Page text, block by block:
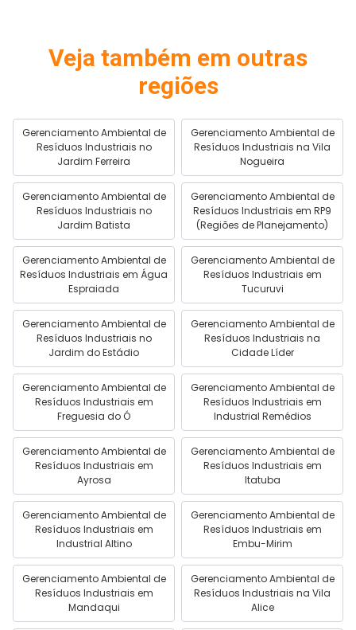
Veja também em outras
regiões
Gerenciamento Ambiental de
Resíduos Industriais no
Jardim Ferreira
Gerenciamento Ambiental de
Resíduos Industriais na Vila
Nogueira
Gerenciamento Ambiental de
Resíduos Industriais no
Jardim Batista
Gerenciamento Ambiental de
Resíduos Industriais em RP9
(Regiões de Planejamento)
Gerenciamento Ambiental de
Resíduos Industriais em Água
Espraiada
Gerenciamento Ambiental de
Resíduos Industriais em
Tucuruvi
Gerenciamento Ambiental de
Resíduos Industriais no
Jardim do Estádio
Gerenciamento Ambiental de
Resíduos Industriais na
Cidade Líder
Gerenciamento Ambiental de
Resíduos Industriais em
Freguesia do Ó
Gerenciamento Ambiental de
Resíduos Industriais em
Industrial Remédios
Gerenciamento Ambiental de
Resíduos Industriais em
Ayrosa
Gerenciamento Ambiental de
Resíduos Industriais em
Itatuba
Gerenciamento Ambiental de
Resíduos Industriais em
Industrial Altino
Gerenciamento Ambiental de
Resíduos Industriais em
Embu-Mirim
Gerenciamento Ambiental de
Resíduos Industriais em
Mandaqui
Gerenciamento Ambiental de
Resíduos Industriais na Vila
Alice